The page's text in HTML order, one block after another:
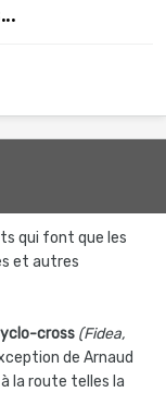
qui font que les
et autres
cross (Fidea,
de Arnaud
la route telles la